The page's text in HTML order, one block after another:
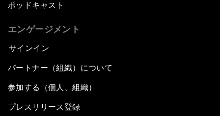
ポッドキャスト
エンゲージメント
サインイン
パートナー（組織）について
参加する（個人、組織）
プレスリリース登録